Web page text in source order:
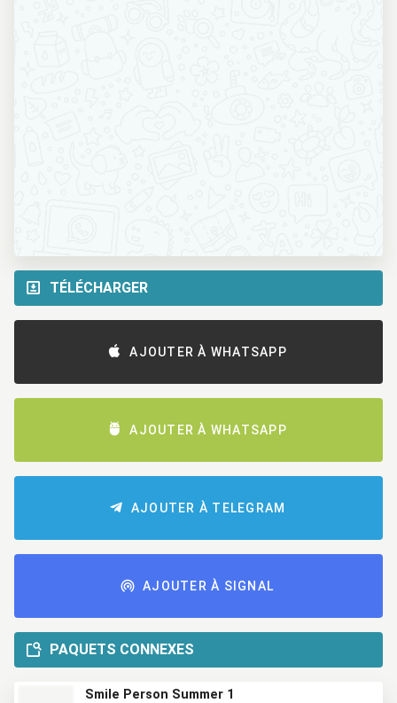
TÉLÉCHARGER
AJOUTER À WHATSAPP
AJOUTER À WHATSAPP
AJOUTER À TELEGRAM
AJOUTER À SIGNAL
PAQUETS CONNEXES
Smile Person Summer 1